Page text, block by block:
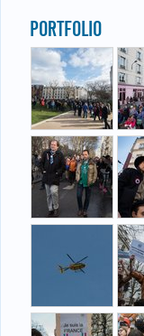
PORTFOLIO